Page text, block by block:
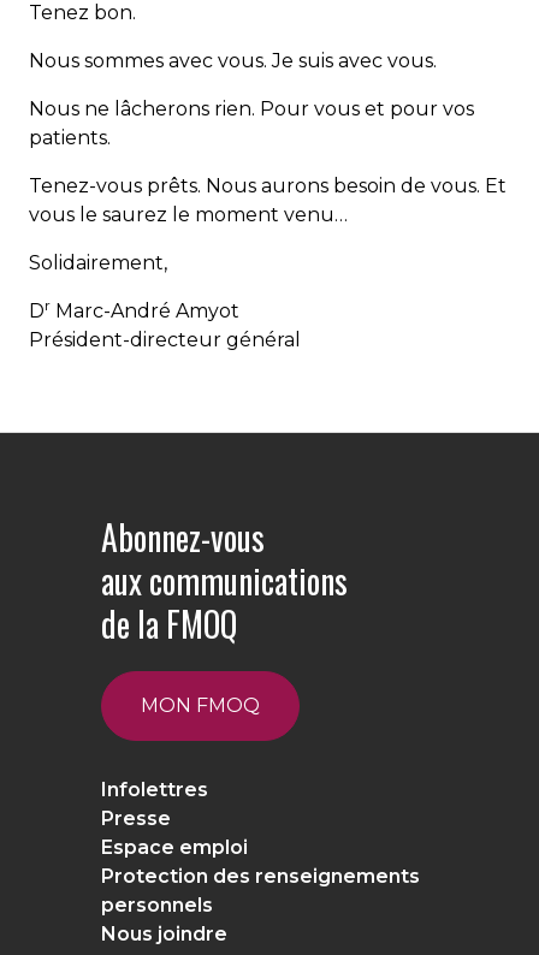
Tenez bon.
Nous sommes avec vous. Je suis avec vous.
Nous ne lâcherons rien. Pour vous et pour vos
patients.
Tenez-vous prêts. Nous aurons besoin de vous. Et
vous le saurez le moment venu…
Solidairement,
Dr Marc-André Amyot
Président-directeur général
Abonnez-vous
aux communications
de la FMOQ
MON FMOQ
Infolettres
Presse
Espace emploi
Protection des renseignements
personnels
Nous joindre